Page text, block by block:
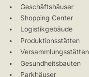
Geschäftshäuser
Shopping Center
Logistikgebäude
Produktionsstätten
Versammlungsstätten
Gesundheitsbauten
Parkhäuser